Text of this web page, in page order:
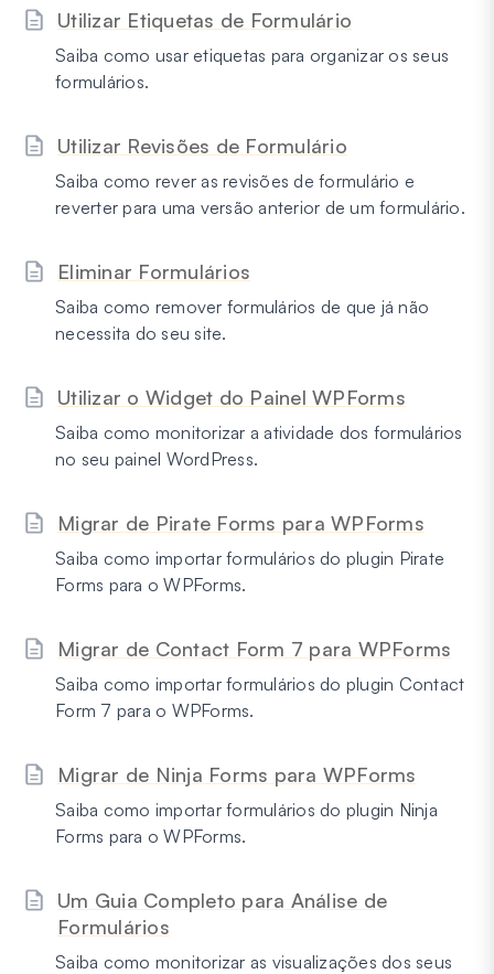
Utilizar Etiquetas de Formulário
Saiba como usar etiquetas para organizar os seus
formulários.
Utilizar Revisões de Formulário
Saiba como rever as revisões de formulário e
reverter para uma versão anterior de um formulário.
Eliminar Formulários
Saiba como remover formulários de que já não
necessita do seu site.
Utilizar o Widget do Painel WPForms
Saiba como monitorizar a atividade dos formulários
no seu painel WordPress.
Migrar de Pirate Forms para WPForms
Saiba como importar formulários do plugin Pirate
Forms para o WPForms.
Migrar de Contact Form 7 para WPForms
Saiba como importar formulários do plugin Contact
Form 7 para o WPForms.
Migrar de Ninja Forms para WPForms
Saiba como importar formulários do plugin Ninja
Forms para o WPForms.
Um Guia Completo para Análise de
Formulários
Saiba como monitorizar as visualizações dos seus